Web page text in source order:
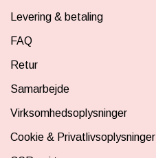
Levering & betaling
FAQ
Retur
Samarbejde
Virksomhedsoplysninger
Cookie & Privatlivsoplysninger